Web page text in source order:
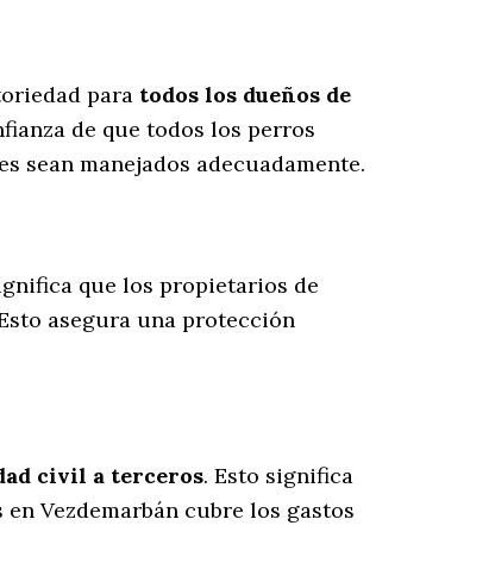
para todos los dueños de
de que todos los perros
sean manejados adecuadamente.
que los propietarios de
asegura una protección
civil a terceros. Esto significa
Vezdemarbán cubre los gastos